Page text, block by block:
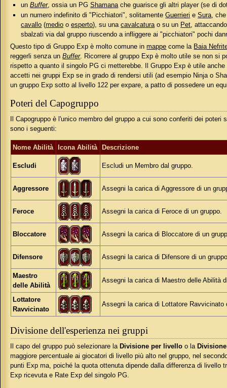
unBuffer, ossia un PGShamana che guarisce gli altri player (se di
un numero indefinito di "Picchiatori", solitamenteGuerrieri eSura ,
cavallo (medio oesperto), su unacavalcatura o su un Pet ,
sbalzati via dal gruppo riuscendo a infliggere ai "picchiatori" pochi
Questo tipo di Gruppo Exp è molto comune inmappe come la Baia
reggerli senza unBuffer. Ricorrere al gruppo Exp è molto utile se non si
rispetto a quanto il singolo PG ci metterebbe. Il Gruppo Exp è utile
accetti nei gruppi Exp se in grado di rendersi utili (ad esempio Ninja o
un gruppo Exp sotto al livello 122 per expare, a patto di possedere un
Poteri del Capogruppo
Il Capogruppo è l'unico membro del gruppo a cui sono conferiti dei
sono i seguenti:
Nome Abilità Icona Abilità Descrizione
Escludi Escludi un Membro dal gruppo.
Aggressore Assegni la carica di Aggressore di un
Feroce Assegni la carica di Feroce di un gruppo.
Bloccatore Assegni la carica di Bloccatore di un
Difensore Assegni la carica di Difensore di un
Maestro
delle Abilità
Assegni la carica di Maestro delle Abilità
Lottatore
Ravvicinato
Assegni la carica di Lottatore Ravvicinato
Divisione dell'esperienza nei gruppi
Il capo del gruppo può selezionare la Divisione per livello o la
maggiore percentuale ai giocatori di livello più alto nel gruppo, nel
punti Exp ma, poiché la quota ottenuta dipende dalla differenza di
Exp ricevuta e Rate Exp del singolo PG.